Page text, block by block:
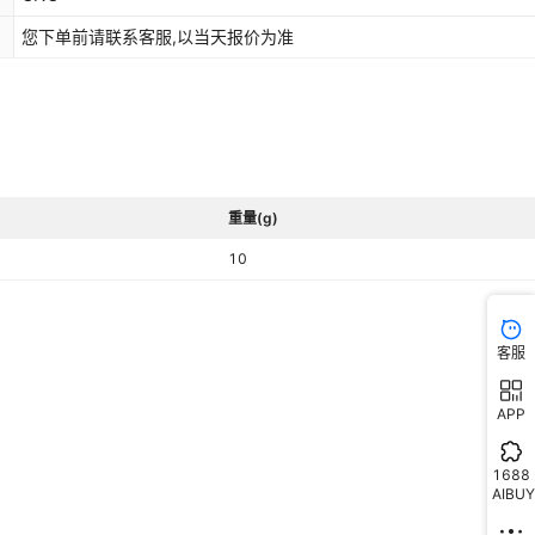
您下单前请联系客服,以当天报价为准
重量(g)
10
客服
APP
1688
AIBUY